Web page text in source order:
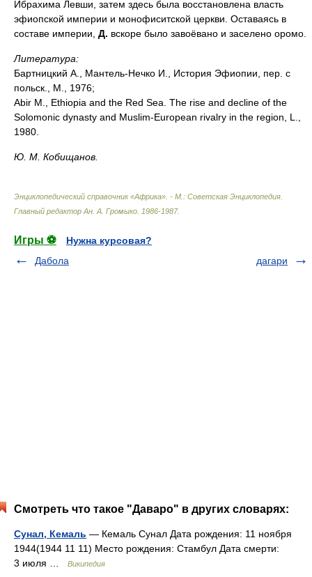
Ибрахима Левши, затем здесь была восстановлена власть
эфиопской империи и монофиситской церкви. Оставаясь в
составе империи, Д. вскоре было завоёвано и заселено оромо.
Литература:
Бартницкий А., Мантель-Нечко И., История Эфиопии, пер. с
польск., М., 1976;
Abir M., Ethiopia and the Red Sea. The rise and decline of the
Solomonic dynasty and Muslim-European rivalry in the region, L.,
1980.
Ю. М. Кобищанов.
Энциклопедический справочник «Африка». - М.: Советская Энциклопедия
Главный редактор Ан. А. Громыко 1986-1987.
Игры ⚽
Нужна курсовая?
Дабола
дагари
Смотреть что такое "Даваро" в других словарях:
Сунал, Кемаль — Кемаль Сунал Дата рождения: 11 ноября
1944(1944 11 11) Место рождения: Стамбул Дата смерти:
3 июля …
Википедия